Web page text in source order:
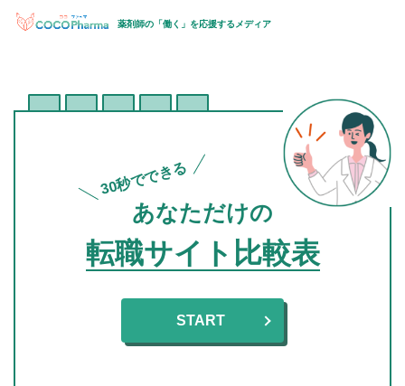
薬剤師の「働く」を応援するメディア
30秒でできる
あなただけの
転職サイト比較表
START